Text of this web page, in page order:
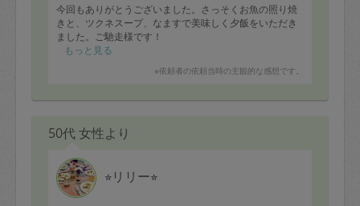
今回もありがとうございました。さっそくお魚の照り焼
きと、ツクネスープ、なますで美味しく夕飯をいただき
ました。ご馳走様です！
もっと見る
※依頼者の依頼当時の主観的な感想です。
50代 女性より
⭐︎リリー⭐︎